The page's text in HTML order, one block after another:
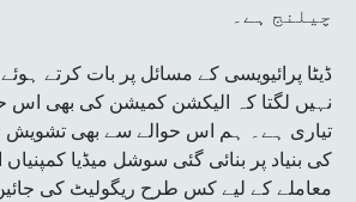
چیلنج ہے۔
نہیں لگتا کہ الیکشن کمیشن کی بھی اس
تیاری ہے۔ ہم اس حوالے سے بھی تشویش
کی بنیاد پر بنائی گئی سوشل میڈیا
معاملے کے لیے کس طرح ریگولیٹ کی